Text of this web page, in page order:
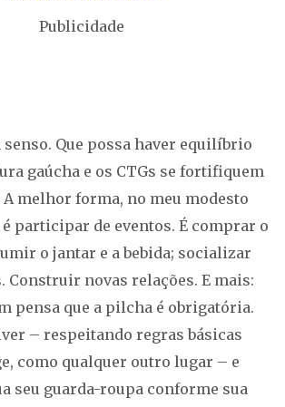
Publicidade
senso. Que possa haver equilíbrio
gaúcha e os CTGs se fortifiquem
A melhor forma, no meu modesto
participar de eventos. É comprar o
o jantar e a bebida; socializar
Construir novas relações. E mais:
pensa que a pilcha é obrigatória.
– respeitando regras básicas
como qualquer outro lugar – e
seu guarda-roupa conforme sua